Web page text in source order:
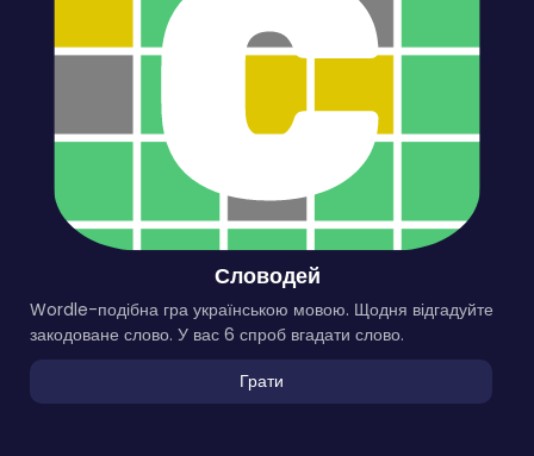
Словодей
Wordle-подібна гра українською мовою. Щодня відгадуйте
закодоване слово. У вас 6 спроб вгадати слово.
Грати